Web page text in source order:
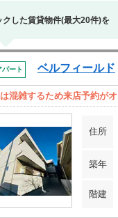
クした賃貸物件(最大20件)を
パート ベルフィールド
混雑するため来店予約がオ
住所
築年
階建